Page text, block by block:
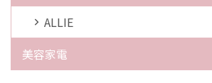
ALLIE
美容家電